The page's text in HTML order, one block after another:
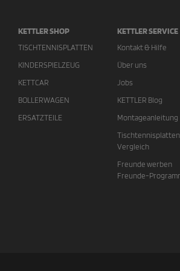
KETTLER SHOP
TISCHTENNISPLATTEN
KINDERSPIELZEUG
KETTCAR
BOLLERWAGEN
ERSATZTEILE
KETTLER SERVICE
Kontakt & Hilfe
Über uns
Jobs
KETTLER Blog
Montageanleitung
Tischtennisplatten
Vergleich
Freunde werben
Freunde-